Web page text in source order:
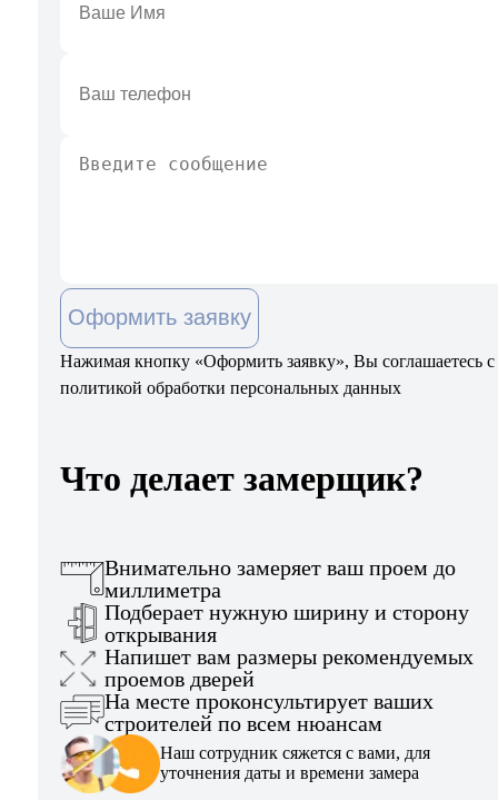
Оформить заявку
Нажимая кнопку «Оформить заявку», Вы соглашаетесь с
политикой обработки персональных данных
Что делает замерщик?
Внимательно замеряет ваш проем до
миллиметра
Подберает нужную ширину и сторону
открывания
Напишет вам размеры рекомендуемых
проемов дверей
На месте проконсультирует ваших
строителей по всем нюансам
Наш сотрудник сяжется с вами, для
уточнения даты и времени замера